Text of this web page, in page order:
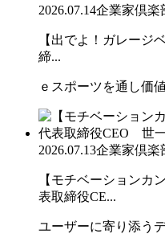
2026.07.14企業家倶楽
【出でよ！ガレージ
締...
ｅスポーツを通し価
2026.07.13企業家倶楽
【モチベーションカ
表取締役CE...
ユーザーに寄り添う